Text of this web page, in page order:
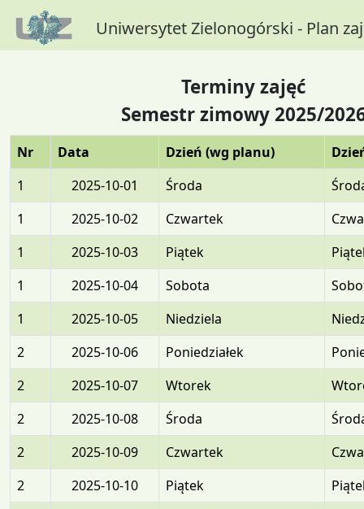
Uniwersytet Zielonogórski - Plan
Terminy zajęć
Semestr zimowy 2025/
Nr Data Dzień (wg planu)
1
2025-10-01 Środa
1
2025-10-02 Czwartek
1
2025-10-03 Piątek
1
2025-10-04 Sobota
1
2025-10-05 Niedziela
2
2025-10-06 Poniedziałek
2
2025-10-07 Wtorek
2
2025-10-08 Środa
2
2025-10-09 Czwartek
2
2025-10-10 Piątek